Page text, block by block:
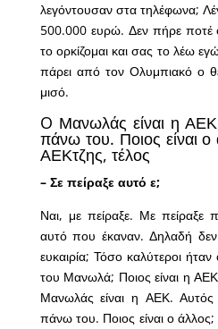
λεγόντουσαν στα τηλέφωνα;
500.000 ευρώ. Δεν πήρε ποτέ
το ορκίζομαι και σας το λέω
πάρει από τον Ολυμπιακό ο
μισό.
O Μανωλάς είναι η
πάνω του. Ποιος είναι ο
ΑΕΚτζης, τέλος
– Σε πείραξε αυτό ε;
Ναι, με πείραξε. Με πείραξε
αυτό που έκαναν. Δηλαδή
ευκαιρία; Τόσο καλύτεροι ήταν
του Μανωλά; Ποιος είναι η
Μανωλάς είναι η ΑΕΚ. Αυτός
πάνω του. Ποιος είναι ο